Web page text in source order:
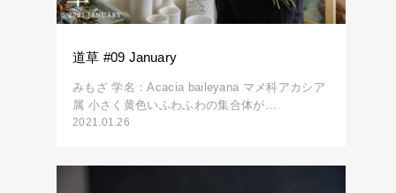
道草 #09 January
みもざ 学名：Acacia baileyana マメ科アカシア
属 小さく黄色いふわふわの集合体が…
2021.01.26